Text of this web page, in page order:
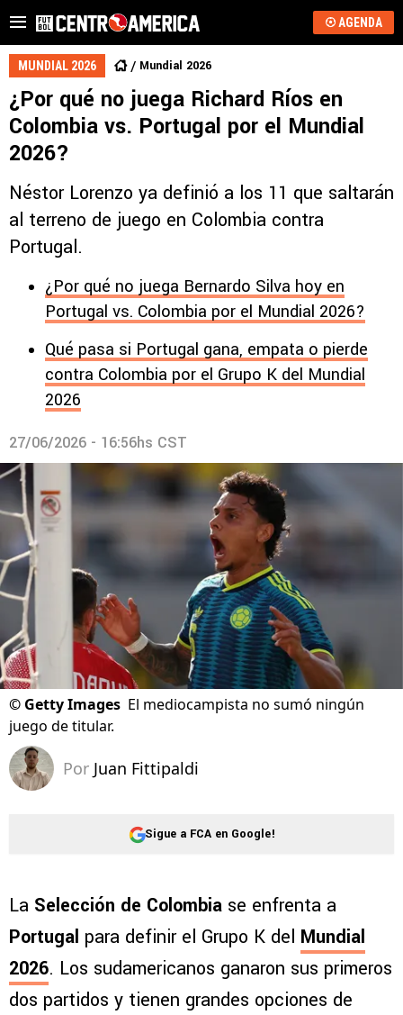
AGENDA
MUNDIAL 2026 Mundial 2026
¿Por qué no juega Richard Ríos en
Colombia vs. Portugal por el Mundial
2026?
Néstor Lorenzo ya definió a los 11 que saltarán
al terreno de juego en Colombia contra
Portugal.
¿Por qué no juega Bernardo Silva hoy en
Portugal vs. Colombia por el Mundial 2026?
Qué pasa si Portugal gana, empata o pierde
contra Colombia por el Grupo K del Mundial
2026
27/06/2026 - 16:56hs CST
© Getty Images El mediocampista no sumó ningún
juego de titular.
Por Juan Fittipaldi
Sigue a FCA en Google!
La Selección de Colombia se enfrenta a
Portugal para definir el Grupo K del Mundial
2026. Los sudamericanos ganaron sus primeros
dos partidos y tienen grandes opciones de